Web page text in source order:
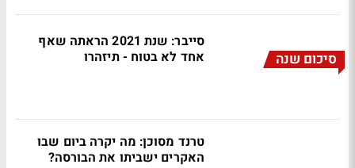
סיכום שנה
סייבר: שנת 2021 הראתה שאף
אחד לא בטוח - תיזהרו
טרנד מסוכן: מה יקרה ביום שבו
האקרים ישביתו את הבורסה?